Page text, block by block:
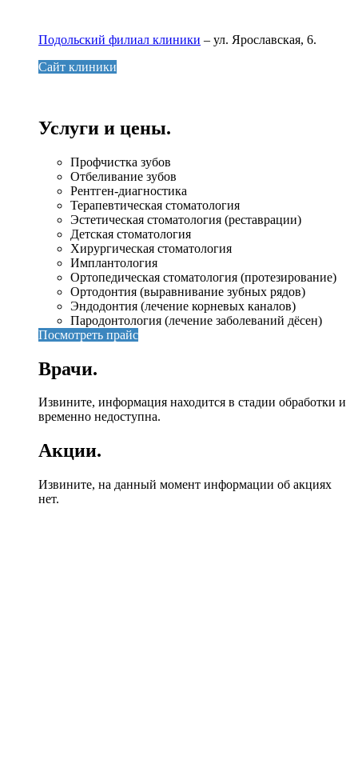
Подольский филиал клиники – ул. Ярославская, 6.
Сайт клиники
Услуги и цены.
Профчистка зубов
Отбеливание зубов
Рентген-диагностика
Терапевтическая стоматология
Эстетическая стоматология (реставрации)
Детская стоматология
Хирургическая стоматология
Имплантология
Ортопедическая стоматология (протезирование)
Ортодонтия (выравнивание зубных рядов)
Эндодонтия (лечение корневых каналов)
Пародонтология (лечение заболеваний дёсен)
Посмотреть прайс
Врачи.
Извините, информация находится в стадии обработки и
временно недоступна.
Акции.
Извините, на данный момент информации об акциях
нет.